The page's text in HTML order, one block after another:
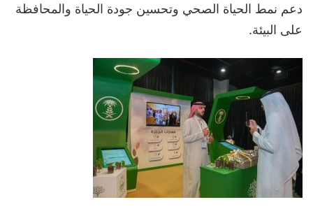
دعم نمط الحياة الصحي وتحسين جودة الحياة والمحافظة
على البيئة.